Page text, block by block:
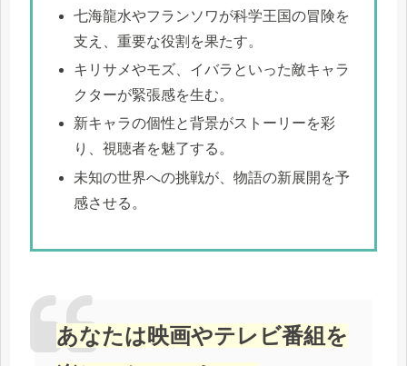
七海龍水やフランソワが科学王国の冒険を
支え、重要な役割を果たす。
キリサメやモズ、イバラといった敵キャラ
クターが緊張感を生む。
新キャラの個性と背景がストーリーを彩
り、視聴者を魅了する。
未知の世界への挑戦が、物語の新展開を予
感させる。
あなたは映画やテレビ番組を